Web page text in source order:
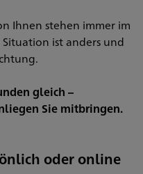
Ihnen stehen immer im
ist anders und
gleich –
Sie mitbringen.
oder online